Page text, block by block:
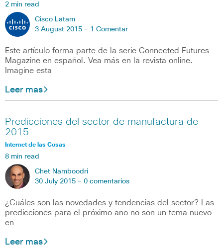
2 min read
Cisco Latam
3 August 2015 - 1 Comentar
Este artículo forma parte de la serie Connected Futures
Magazine en español. Vea más en la revista online.
Imagine esta
Leer mas
Predicciones del sector de manufactura de
2015
Internet de las Cosas
8 min read
Chet Namboodri
30 July 2015 - 0 comentarios
¿Cuáles son las novedades y tendencias del sector? Las
predicciones para el próximo año no son un tema nuevo
en
Leer mas